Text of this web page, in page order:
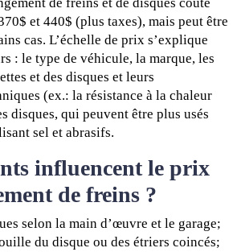
et 440$ (plus taxes), mais peut être
cas. L’échelle de prix s’explique
: le type de véhicule, la marque, les
et des disques et leurs
(ex.: la résistance à la chaleur
disques, qui peuvent être plus usés
sel et abrasifs.
influencent le prix
de freins ?
selon la main d’œuvre et le garage;
du disque ou des étriers coincés;